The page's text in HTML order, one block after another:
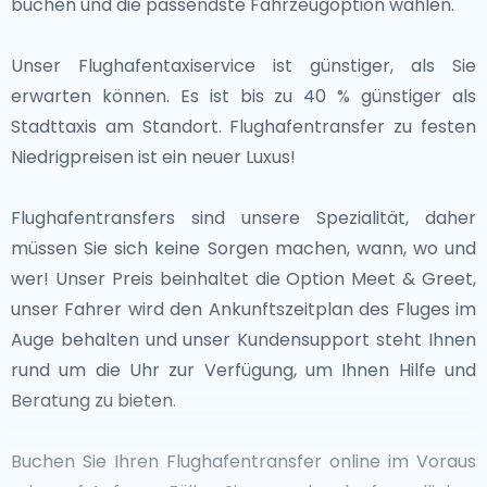
Mit seiner Mischung aus Geschichte, Natur und
kulturellen Traditionen verspricht Litauen für jeden
Besucher ein unvergessliches Abenteuer. Ob Sie lokale
Gerichte wie "Cepelinai" genießen oder die
bietet ein unvergessliches Reiseerlebnis.
aus zu erreichen sind, bieten hervorragende
Region zu erkunden.Ob Sie durch die historischen
Straßen von Warschau spazieren oder die
mittelalterliche Architektur von Tallinn bewundern,
diese Ziele bieten bereichernde Erlebnisse nur eine
Unser Flughafentaxiservice ist günstiger, als Sie
erwarten können. Es ist bis zu 40 % günstiger als
Stadttaxis am Standort. Flughafentransfer zu festen
Niedrigpreisen ist ein neuer Luxus!
Flughafentransfers sind unsere Spezialität, daher
müssen Sie sich keine Sorgen machen, wann, wo und
wer! Unser Preis beinhaltet die Option Meet & Greet,
unser Fahrer wird den Ankunftszeitplan des Fluges im
Auge behalten und unser Kundensupport steht Ihnen
rund um die Uhr zur Verfügung, um Ihnen Hilfe und
Beratung zu bieten.
Buchen Sie Ihren Flughafentransfer online im Voraus